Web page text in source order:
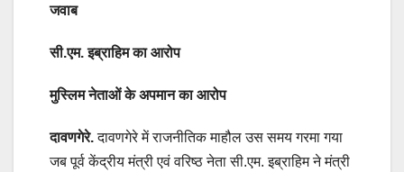
जवाब
सी.एम. इब्राहिम का आरोप
मुस्लिम नेताओं के अपमान का आरोप
दावणगेरे.दावणगेरे में राजनीतिक माहौल उस समय गरमा गया
जब पूर्व केंद्रीय मंत्री एवं वरिष्ठ नेता सी.एम. इब्राहिम ने मंत्री